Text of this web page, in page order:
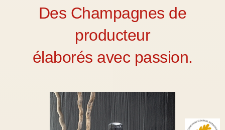
Des Champagnes de
producteur
élaborés avec passion.